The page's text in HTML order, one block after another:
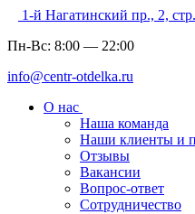
1-й Нагатинский пр., 2,
Пн-Вс: 8:00 — 22:00
info@centr-otdelka.ru
О нас
Наша команда
Наши клиенты и
Отзывы
Вакансии
Вопрос-ответ
Сотрудничество